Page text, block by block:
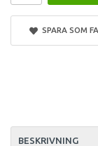
SPARA SOM
BESKRIVNING